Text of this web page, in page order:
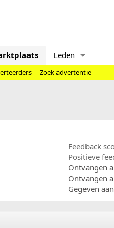
Leden
Zoek advertentie
Feedback
Positieve
Ontvangen
Ontvangen
Gegeven